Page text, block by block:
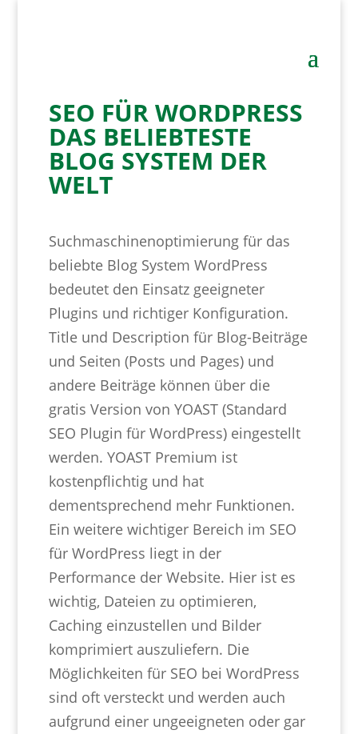
SEO FÜR WORDPRESS
DAS BELIEBTESTE
BLOG SYSTEM DER
WELT
Suchmaschinenoptimierung für das
beliebte Blog System WordPress
bedeutet den Einsatz geeigneter
Plugins und richtiger Konfiguration.
Title und Description für Blog-Beiträge
und Seiten (Posts und Pages) und
andere Beiträge können über die
gratis Version von YOAST (Standard
SEO Plugin für WordPress) eingestellt
werden. YOAST Premium ist
kostenpflichtig und hat
dementsprechend mehr Funktionen.
Ein weitere wichtiger Bereich im SEO
für WordPress liegt in der
Performance der Website. Hier ist es
wichtig, Dateien zu optimieren,
Caching einzustellen und Bilder
komprimiert auszuliefern. Die
Möglichkeiten für SEO bei WordPress
sind oft versteckt und werden auch
aufgrund einer ungeeigneten oder gar